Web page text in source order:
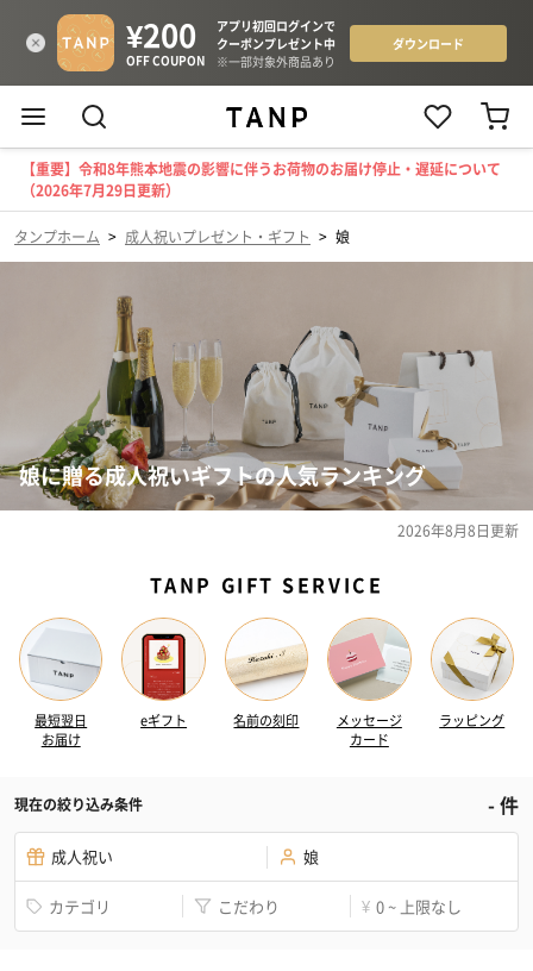
【重要】令和8年熊本地震の影響に伴うお荷物のお届け停止・遅延について
（2026年7月29日更新）
タンプホーム > 成人祝いプレゼント・ギフト > 娘
娘に贈る成人祝いギフトの人気ランキング
2026年8月8日更新
TANP GIFT SERVICE
最短翌日
お届け
eギフト 名前の刻印
メッセージ
カード
ラッピング
現在の絞り込み条件 -件
成人祝い 娘
カテゴリ こだわり ¥ 0 ~ 上限なし